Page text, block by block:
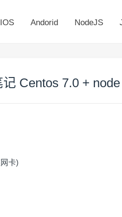
IOS Andorid NodeJS
Centos 7.0 +
卡)